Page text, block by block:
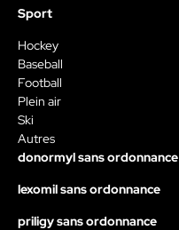
Sport
Hockey
Baseball
Football
Plein air
Ski
Autres
donormyl sans ordonnance
lexomil sans ordonnance
priligy sans ordonnance